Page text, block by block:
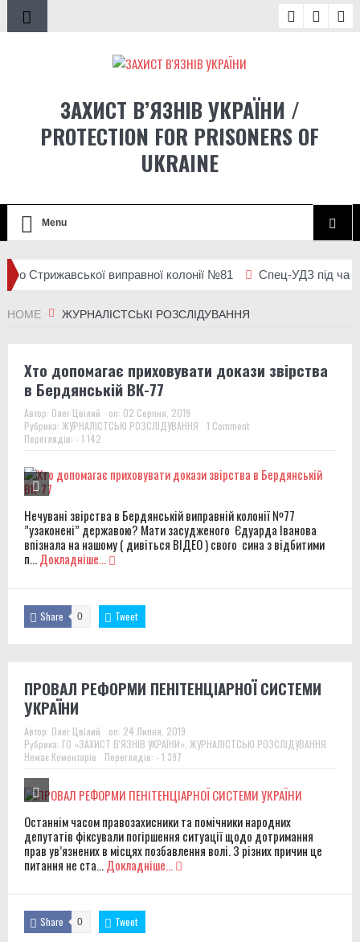
ЗАХИСТ В’ЯЗНІВ УКРАЇНИ /
PROTECTION FOR PRISONERS OF
UKRAINE
Menu
Стрижавської виправної колонії №81 Спец-УДЗ під час
HOME ЖУРНАЛІСТСЬКІ РОЗСЛІДУВАННЯ
Хто допомагає приховувати докази звірства
в Бердянській ВК-77
Автор: Олег Цвілий on: 02 Серпня, 2019
Рубрика: ЖУРНАЛІСТСЬКІ РОЗСЛІДУВАННЯ
1 Comment
Переглядів: - 1 142
Нечувані звірства в Бердянській виправній колонії №77
”узаконені” державою? Мати засудженого Єдуарда Іванова
впізнала на нашому ( дивіться ВІДЕО ) свого сина з відбитими
п...Докладніше...
Share 0 Tweet
ПРОВАЛ РЕФОРМИ ПЕНІТЕНЦІАРНОЇ СИСТЕМИ
УКРАЇНИ
Автор: Олег Цвілий on: 24 Липня, 2019
Рубрика: ГО «ЗАХИСТ В'ЯЗНІВ УКРАЇНИ», ЖУРНАЛІСТСЬКІ РОЗСЛІДУВАННЯ
Немає Коментарів
Переглядів: - 1 397
Останнім часом правозахисники та помічники народних
депутатів фіксували погіршення ситуації щодо дотримання
прав ув’язнених в місцях позбавлення волі. З різних причин це
питання не ста...Докладніше...
Share 0 Tweet